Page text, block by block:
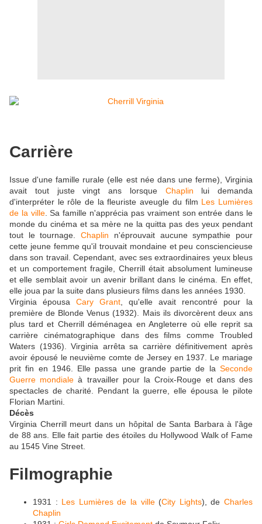
Carrière
Issue d'une famille rurale (elle est née dans une ferme), Virginia
avait tout juste vingt ans lorsque Chaplin lui demanda
d'interpréter le rôle de la fleuriste aveugle du film Les Lumières
de la ville. Sa famille n'apprécia pas vraiment son entrée dans le
monde du cinéma et sa mère ne la quitta pas des yeux pendant
tout le tournage.Chaplin n'éprouvait aucune sympathie pour
cette jeune femme qu'il trouvait mondaine et peu consciencieuse
dans son travail. Cependant, avec ses extraordinaires yeux bleus
et un comportement fragile, Cherrill était absolument lumineuse
et elle semblait avoir un avenir brillant dans le cinéma. En effet,
elle joua par la suite dans plusieurs films dans les années 1930.
Virginia épousa Cary Grant , qu'elle avait rencontré pour la
première de Blonde Venus (1932). Mais ils divorcèrent deux ans
plus tard et Cherrill déménagea en Angleterre où elle reprit sa
carrière cinématographique dans des films comme Troubled
Waters (1936). Virginia arrêta sa carrière définitivement après
avoir épousé le neuvième comte de Jersey en 1937. Le mariage
prit fin en 1946. Elle passa une grande partie de la Seconde
Guerre mondiale à travailler pour la Croix-Rouge et dans des
spectacles de charité. Pendant la guerre, elle épousa le pilote
Florian Martini.
Décès
Virginia Cherrill meurt dans un hôpital de Santa Barbara à l'âge
de 88 ans. Elle fait partie des étoiles du Hollywood Walk of Fame
au 1545 Vine Street.
Filmographie
1931 : Les Lumières de la ville(City Lights), deCharles
Chaplin